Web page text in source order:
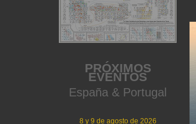
PRÓXIMOS
EVENTOS
España & Portugal
8 y 9 de agosto de 2026